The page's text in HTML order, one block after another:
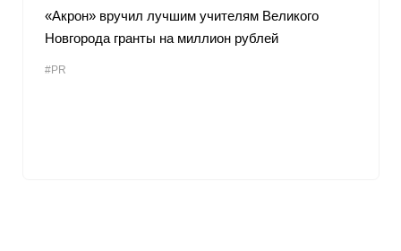
«Акрон» вручил лучшим учителям Великого
Новгорода гранты на миллион рублей
#PR